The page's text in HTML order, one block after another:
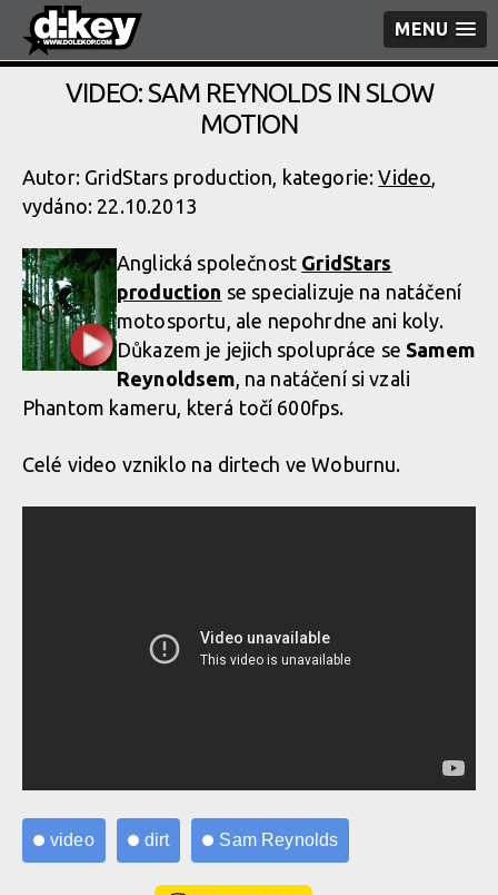
MENU
VIDEO: SAM REYNOLDS IN SLOW
MOTION
Autor: GridStars production, kategorie:Video,
vydáno: 22.10.2013
Anglická společnost GridStars
production se specializuje na natáčení
motosportu, ale nepohrdne ani koly.
Důkazem je jejich spolupráce se Samem
Reynoldsem, na natáčení si vzali
Phantom kameru, která točí 600fps.
Celé video vzniklo na dirtech ve Woburnu.
video dirt Sam Reynolds